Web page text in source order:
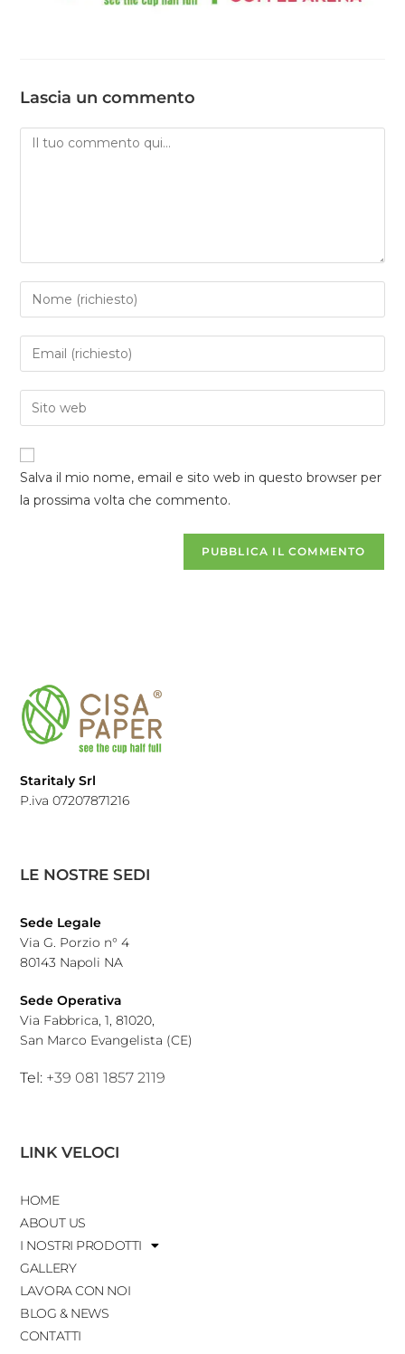
Lascia un commento
Salva il mio nome, email e sito web in questo browser per
la prossima volta che commento.
Staritaly Srl
P.iva 07207871216
LE NOSTRE SEDI
Sede Legale
Via G. Porzio n° 4
80143 Napoli NA
Sede Operativa
Via Fabbrica, 1, 81020,
San Marco Evangelista (CE)
Tel: +39 081 1857 2119
LINK VELOCI
HOME
ABOUT US
I NOSTRI PRODOTTI
GALLERY
LAVORA CON NOI
BLOG & NEWS
CONTATTI